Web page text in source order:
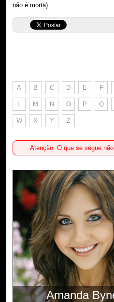
não é morta).
A B C D E F
L M N O P Q
W X Y Z
Atenção: O que se segue
Amanda